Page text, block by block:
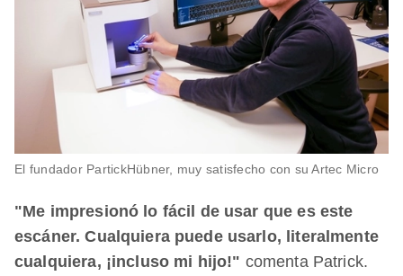
El fundador PartickHübner, muy satisfecho con su Artec Micro
"Me impresionó lo fácil de usar que es este
escáner. Cualquiera puede usarlo, literalmente
cualquiera, ¡incluso mi hijo!" comenta Patrick.